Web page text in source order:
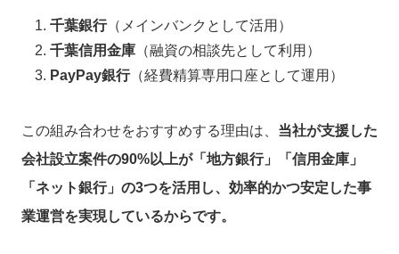
千葉銀行（メインバンクとして活用）
千葉信用金庫 （融資の相談先として利用）
PayPay銀行（経費精算専用口座として運用）
この組み合わせをおすすめする理由は、 当社が支援した
会社設立案件の90%以上が「地方銀行」「信用金庫」
「ネット銀行」の3つを活用し、効率的かつ安定した事
業運営を実現しているからです。